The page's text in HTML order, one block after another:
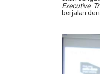
Executive
berjalan